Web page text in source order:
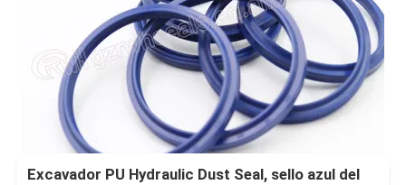
Excavador PU Hydraulic Dust Seal, sello azul del